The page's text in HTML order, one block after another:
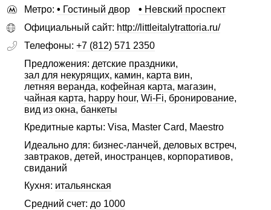
Метро: • Гостиный двор • Невский проспект
Официальный сайт: http://littleitalytrattoria.ru/
Телефоны: +7 (812) 571 2350
Предложения: детские праздники,
зал для некурящих, камин, карта вин,
летняя веранда, кофейная карта, магазин,
чайная карта, happy hour, Wi-Fi, бронирование,
вид из окна, банкеты
Кредитные карты: Visa, Master Card, Maestro
Идеально для: бизнес-ланчей, деловых встреч,
завтраков, детей, иностранцев, корпоративов,
свиданий
Кухня: итальянская
Средний счет: до 1000